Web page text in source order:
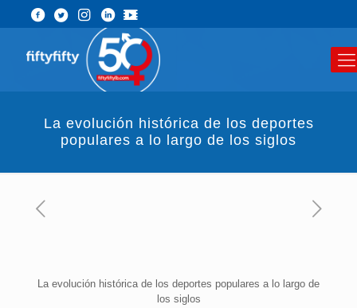
La evolución histórica de los deportes
populares a lo largo de los siglos
La evolución histórica de los deportes populares a lo largo de
los siglos